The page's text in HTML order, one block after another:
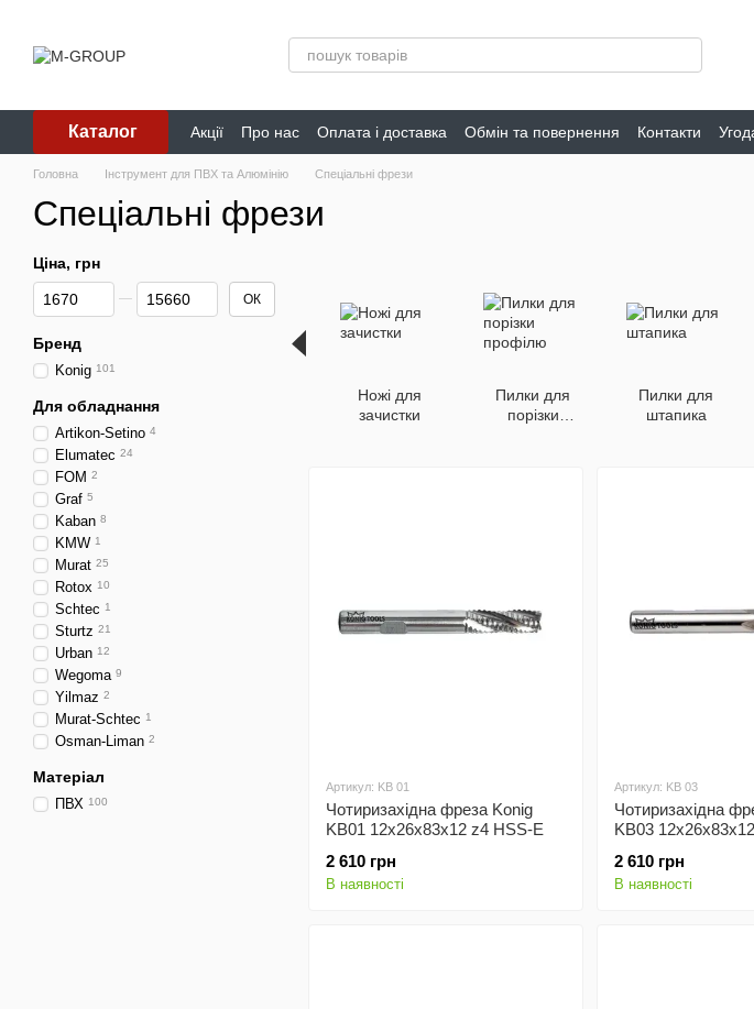
Каталог Акції Про нас Оплата і доставка Обмін та повернення Контакти
Головна Інструмент для ПВХ та Алюмінію Спеціальні фрези
Спеціальні фрези
Ножі для
зачистки
Пилки для
порізки
Пилки для
штапика
Артикул: KB 01
Чотиризахідна фреза Konig
KB01 12x26x83x12 z4 HSS-E
2 610 грн
В наявності
Артикул: KB 03
Чотиризахідна
KB03
2 610 грн
В наявності
Ціна, грн
Від Ціна, грн
До Ціна, грн ОК
Бренд
Konig 101
Для обладнання
Artikon-Setino 4
Elumatec 24
FOM 2
Graf 5
Kaban 8
KMW 1
Murat 25
Rotox 10
Schtec 1
Sturtz 21
Urban 12
Wegoma 9
Yilmaz 2
Murat-Schtec 1
Osman-Liman 2
Матеріал
ПВХ 100